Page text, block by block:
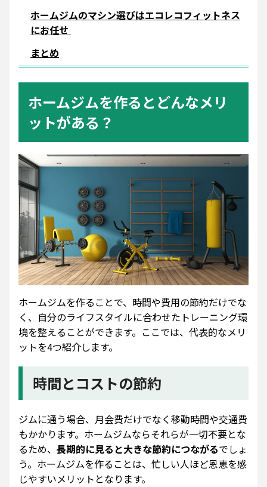
ホームジムのマシン選びはエコレコフィットネス
にお任せ
まとめ
ホームジムを作るとどんなメリ
ットがある？
ホームジムを作ることで、時間や費用の節約だけでな
く、自分のライフスタイルに合わせたトレーニング環
境を整えることができます。ここでは、代表的なメリ
ットを4つ紹介します。
時間とコストの節約
ジムに通う場合、月会費だけでなく移動時間や交通費
もかかります。ホームジムならそれらが一切不要とな
るため、 長期的に見ると大きな節約につながるでしょ
う。ホームジムを作ることは、忙しい人ほど恩恵を感
じやすいメリットとなります。